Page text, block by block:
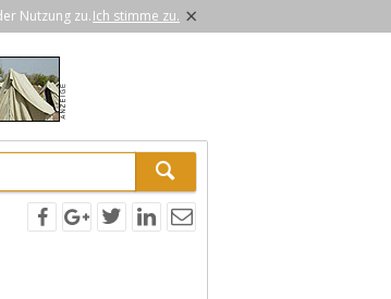
Nutzung zu.Ich stimme zu. ×